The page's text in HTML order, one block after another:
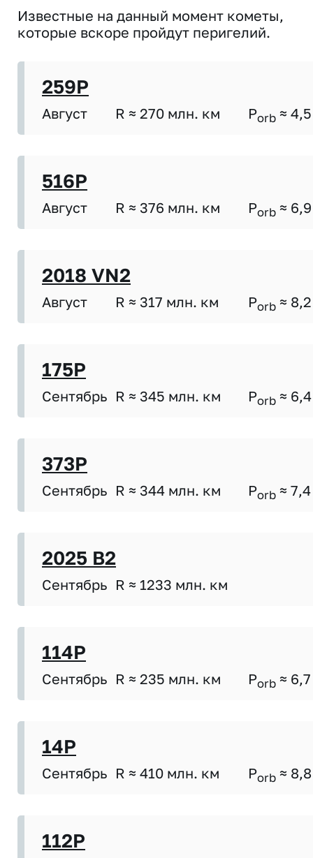
Известные на данный момент кометы,
которые вскоре пройдут перигелий.
259P
Август R ≈ 270 млн. км Porb ≈ 4,5
516P
Август R ≈ 376 млн. км Porb ≈ 6,9
2018 VN2
Август R ≈ 317 млн. км Porb ≈ 8,2
175P
Сентябрь R ≈ 345 млн. км Porb ≈ 6,4
373P
Сентябрь R ≈ 344 млн. км Porb ≈ 7,4
2025 B2
Сентябрь R ≈ 1233 млн. км
114P
Сентябрь R ≈ 235 млн. км Porb ≈ 6,7
14P
Сентябрь R ≈ 410 млн. км Porb ≈ 8,8
112P